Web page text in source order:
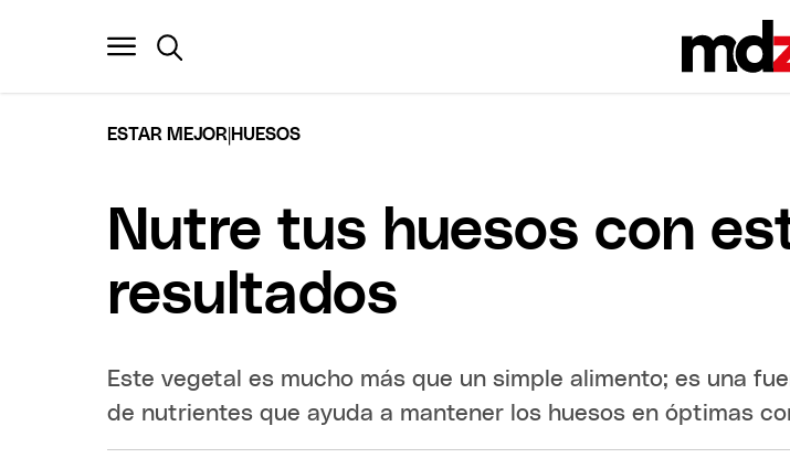
ESTAR MEJOR HUESOS
Nutre tus huesos con
resultados
Este vegetal es mucho más que un simple alimento; es una
de nutrientes que ayuda a mantener los huesos en óptimas